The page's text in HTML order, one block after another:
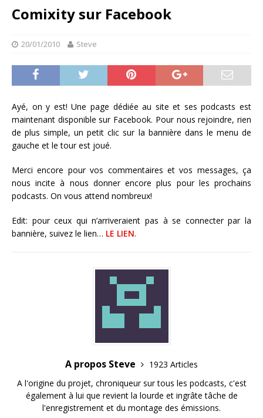
Comixity sur Facebook
20/01/2010 Steve
Ayé, on y est! Une page dédiée au site et ses podcasts est
maintenant disponible sur Facebook. Pour nous rejoindre, rien
de plus simple, un petit clic sur la bannière dans le menu de
gauche et le tour est joué.
Merci encore pour vos commentaires et vos messages, ça
nous incite à nous donner encore plus pour les prochains
podcasts. On vous attend nombreux!
Edit: pour ceux qui n’arriveraient pas à se connecter par la
bannière, suivez le lien… LE LIEN.
A propos Steve
1923 Articles
A l'origine du projet, chroniqueur sur tous les podcasts, c'est
également à lui que revient la lourde et ingrâte tâche de
l'enregistrement et du montage des émissions.